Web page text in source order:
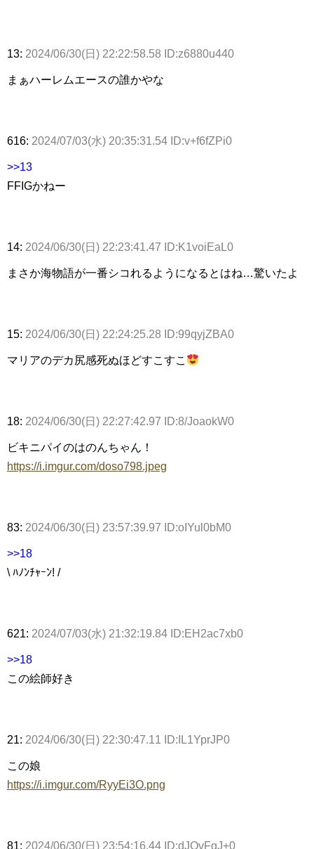
13: 2024/06/30(日) 22:22:58.58 ID:z6880u440
まぁハーレムエースの誰かやな
616: 2024/07/03(水) 20:35:31.54 ID:v+f6fZPi0
>>13
FFIGかねー
14: 2024/06/30(日) 22:23:41.47 ID:K1voiEaL0
まさか海物語が一番シコれるようになるとはね…驚いたよ
15: 2024/06/30(日) 22:24:25.28 ID:99qyjZBA0
マリアのデカ尻感死ぬほどすこすこ
18: 2024/06/30(日) 22:27:42.97 ID:8/JoaokW0
ビキニパイのはのんちゃん！
https://i.imgur.com/doso798.jpeg
83: 2024/06/30(日) 23:57:39.97 ID:oIYul0bM0
>>18
\ ﾊﾉﾝﾁｬｰﾝ! /
621: 2024/07/03(水) 21:32:19.84 ID:EH2ac7xb0
>>18
この絵師好き
21: 2024/06/30(日) 22:30:47.11 ID:IL1YprJP0
この娘
https://i.imgur.com/RyyEi3O.png
81: 2024/06/30(日) 23:54:16.44 ID:dJQvFgJ+0